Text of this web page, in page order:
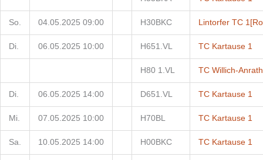
So. 04.05.2025 09:00 H30BKC Lintorfer TC 1
Di. 06.05.2025 10:00 H651.VL TC Kartause 1
H80 1.VL TC Willich-
Di. 06.05.2025 14:00 D651.VL TC Kartause 1
Mi. 07.05.2025 10:00 H70BL TC Kartause 1
Sa. 10.05.2025 14:00 H00BKC TC Kartause 1